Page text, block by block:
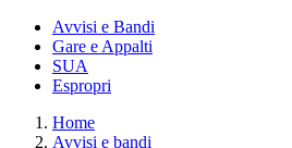
Avvisi e Bandi
Gare e Appalti
SUA
Espropri
Home
Avvisi e bandi